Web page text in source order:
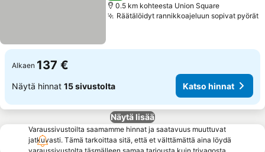
0.5 km kohteesta Union Square
Räätälöidyt rannikkoajeluun sopivat pyörät
Alkaen 137 €
Näytä hinnat 15 sivustolta Katso hinnat
Näytä lisää
Varaussivustoilta saamamme hinnat ja saatavuus muuttuvat
jatkuvasti. Tämä tarkoittaa sitä, että et välttämättä aina löydä